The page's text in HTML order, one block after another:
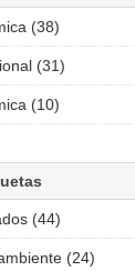
(38)
(31)
(10)
(44)
(24)